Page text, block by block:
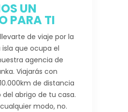
UN
PARA TI
de viaje por la
que ocupa el
agencia de
Viajarás con
de distancia
abrigo de tu casa.
modo, no.